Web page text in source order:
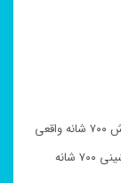
پس تا انتهای مقاله با ما همراه باشید که اولا بتوانید فرش ۷۰۰ شانه واقعی
را براحتی تشخیص دهید و نیز بتوانید قیمت فرش ماشینی ۷۰۰ شانه